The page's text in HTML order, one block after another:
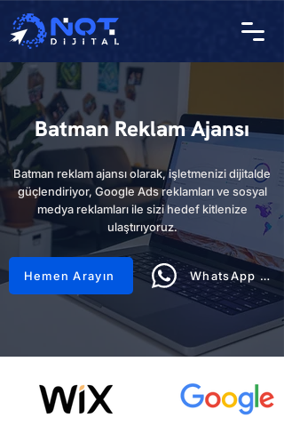
Batman Reklam Ajansı
Batman reklam ajansı olarak, işletmenizi dijitalde
güçlendiriyor, Google Ads reklamları ve sosyal
medya reklamları ile sizi hedef kitlenize
ulaştırıyoruz.
Hemen Arayın WhatsApp Hattı